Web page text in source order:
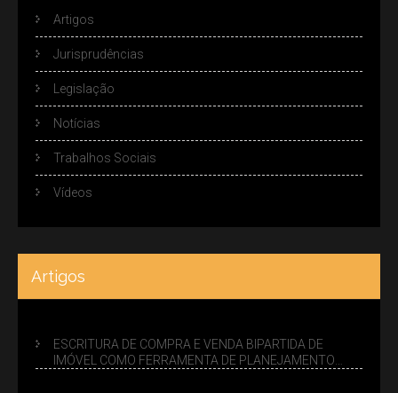
Artigos
Jurisprudências
Legislação
Notícias
Trabalhos Sociais
Vídeos
Artigos
ESCRITURA DE COMPRA E VENDA BIPARTIDA DE
IMÓVEL COMO FERRAMENTA DE PLANEJAMENTO